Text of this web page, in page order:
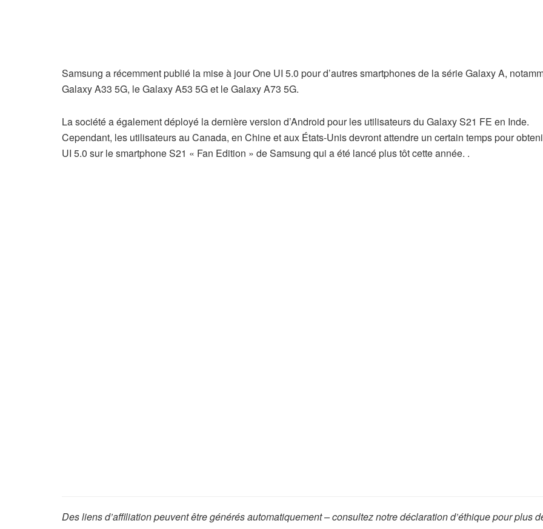
Samsung a récemment publié la mise à jour One UI 5.0 pour d’autres smartphones de la série Galaxy A,
Galaxy A33 5G, le Galaxy A53 5G et le Galaxy A73 5G.
La société a également déployé la dernière version d’Android pour les utilisateurs du Galaxy S21 FE en Inde.
Cependant, les utilisateurs au Canada, en Chine et aux États-Unis devront attendre un certain temps pour
UI 5.0 sur le smartphone S21 « Fan Edition » de Samsung qui a été lancé plus tôt cette année. .
Des liens d’affiliation peuvent être générés automatiquement – consultez notre déclaration d’éthique pour plus